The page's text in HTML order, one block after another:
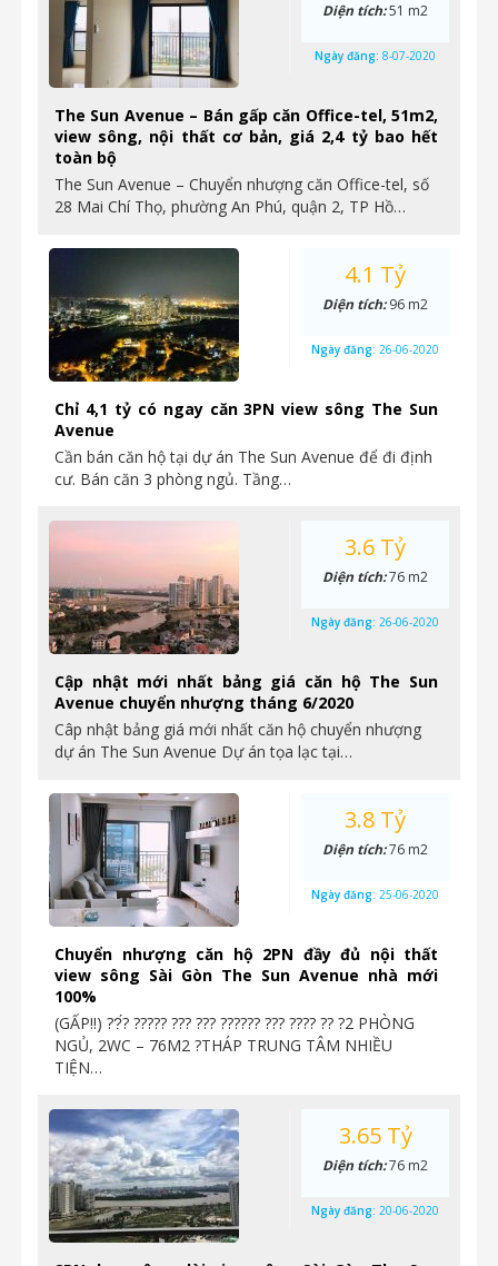
The Sun Avenue – Bán gấp căn Office-tel, 51m2,
view sông, nội thất cơ bản, giá 2,4 tỷ bao hết
toàn bộ
The Sun Avenue – Chuyển nhượng căn Office-tel, số
28 Mai Chí Thọ, phường An Phú, quận 2, TP Hồ…
Diện tích:51 m2
Ngày đăng: 8-07-2020
Chỉ 4,1 tỷ có ngay căn 3PN view sông The Sun
Avenue
Cần bán căn hộ tại dự án The Sun Avenue để đi định
cư. Bán căn 3 phòng ngủ. Tầng…
4.1 Tỷ
Diện tích:96 m2
Ngày đăng: 26-06-2020
Cập nhật mới nhất bảng giá căn hộ The Sun
Avenue chuyển nhượng tháng 6/2020
Câp nhật bảng giá mới nhất căn hộ chuyển nhượng
dự án The Sun Avenue Dự án tọa lạc tại…
3.6 Tỷ
Diện tích:76 m2
Ngày đăng: 26-06-2020
Chuyển nhượng căn hộ 2PN đầy đủ nội thất
view sông Sài Gòn The Sun Avenue nhà mới
100%
(GẤP‼️) ??́? ????? ??? ??? ?????? ??? ???? ?? ?2 PHÒNG
NGỦ, 2WC – 76M2 ?THÁP TRUNG TÂM NHIỀU
TIỆN…
3.8 Tỷ
Diện tích:76 m2
Ngày đăng: 25-06-2020
3.65 Tỷ
Diện tích:76 m2
Ngày đăng: 20-06-2020